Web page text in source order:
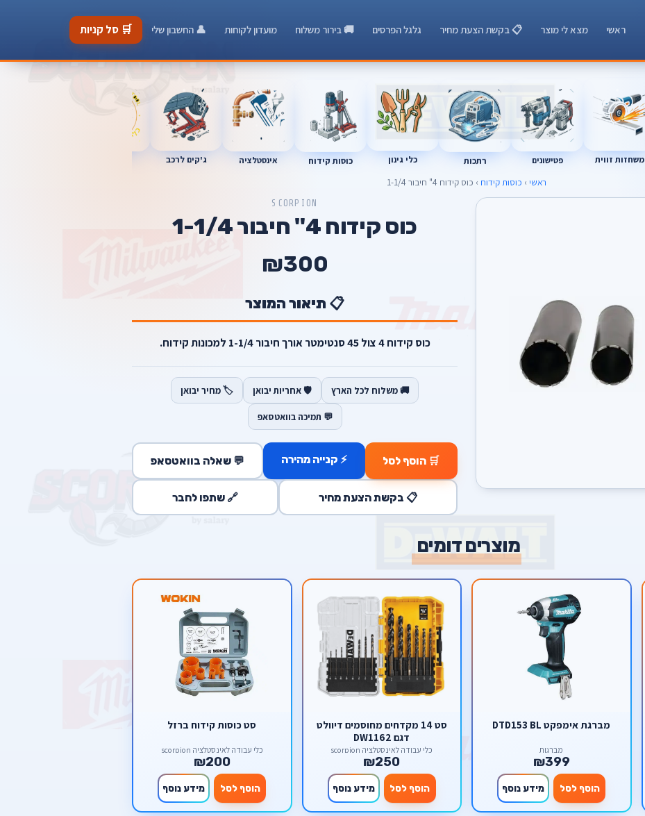
ראשי מצא לי מוצר 📋 בקשת הצעת מחיר גלגל הפרסים 🚚 בירור משלוח מועדון לקוחות 👤 החשבון שלי 🛒 סל קניות
משחזות זווית פטישונים רתכות כלי גינון כוסות קידוח אינסטלציה ג'קים לרכב
ראשי › כוסות קידוח › כוס קידוח 4" חיבור 1-1/4
SCORPION
כוס קידוח 4" חיבור 1-1/4
₪300
📋 תיאור המוצר
כוס קידוח 4 צול 45 סנטימטר אורך חיבור 1-1/4 למכונות קידוח.
🚚 משלוח לכל הארץ 🛡️ אחריות יבואן 🏷️ מחיר יבואן
💬 תמיכה בוואטסאפ
🛒 הוסף לסל ⚡ קנייה מהירה 💬 שאלה בוואטסאפ
📋 בקשת הצעת מחיר 🔗 שתפו לחבר
מוצרים דומים
מברגת אימפקט DTD153 BL
מברגות
₪399
הוסף לסל מידע נוסף
סט 14 מקדחים מחוסמים דיוולט
דגם DW1162
כלי עבודה לאינסטלציה scorpion
₪250
הוסף לסל מידע נוסף
סט כוסות קידוח ברזל
כלי עבודה לאינסטלציה scorpion
₪200
הוסף לסל מידע נוסף